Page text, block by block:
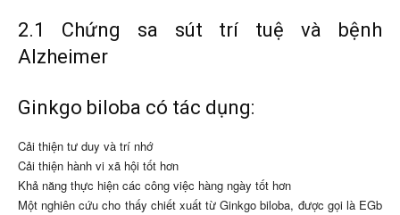
2.1 Chứng sa sút trí tuệ và bệnh
Alzheimer
Ginkgo biloba có tác dụng:
Cải thiện tư duy và trí nhớ
Cải thiện hành vi xã hội tốt hơn
Khả năng thực hiện các công việc hàng ngày tốt hơn
Một nghiên cứu cho thấy chiết xuất từ ​​Ginkgo biloba, được gọi là EGb